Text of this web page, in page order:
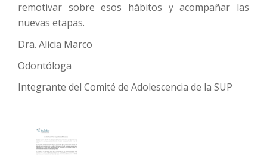
remotivar sobre esos hábitos y acompañar las
nuevas etapas.
Dra. Alicia Marco
Odontóloga
Integrante del Comité de Adolescencia de la SUP